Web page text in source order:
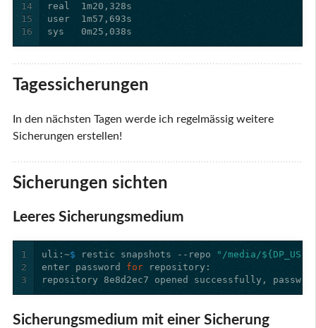
14
15
16
Tagessicherungen
In den nächsten Tagen werde ich regelmässig weitere
Sicherungen erstellen!
Sicherungen sichten
Leeres Sicherungsmedium
1
2
3
uli:~$ restic snapshots --repo
"/media/
enter password for
Sicherungsmedium mit einer Sicherung